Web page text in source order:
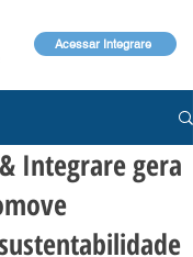
Acessar Integrare
Integrare gera